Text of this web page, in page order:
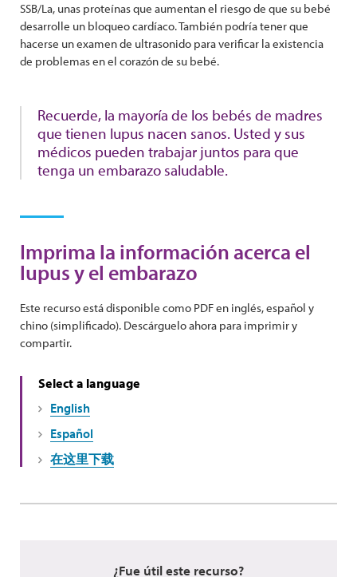
SSB/La, unas proteínas que aumentan el riesgo de que su bebé
desarrolle un bloqueo cardíaco. También podría tener que
hacerse un examen de ultrasonido para verificar la existencia
de problemas en el corazón de su bebé.
Recuerde, la mayoría de los bebés de madres
que tienen lupus nacen sanos. Usted y sus
médicos pueden trabajar juntos para que
tenga un embarazo saludable.
Imprima la información acerca el
lupus y el embarazo
Este recurso está disponible como PDF en inglés, español y
chino (simplificado). Descárguelo ahora para imprimir y
compartir.
Select a language
English
Español
在这里下载
¿Fue útil este recurso?